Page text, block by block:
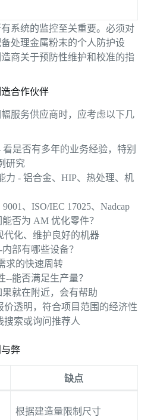
系统的监控至关重要。必须对
处理金属粉末的个人防护设
商关于预防性维护和校准的指
合作伙伴
服务供应商时，应考虑以下几
是否有多年的业务经验，特别
研究
力 - 铝合金、HIP、热处理、机
、ISO/IEC 17025、Nadcap
否为 AM 优化零件？
代化、维护良好的机器
部有哪些设备？
求的快速周转
--能否满足生产量？
就在附近，会有帮助
价透明，符合项目范围的经济性
搜索或询问推荐人
弊
缺点
根据建造量限制尺寸